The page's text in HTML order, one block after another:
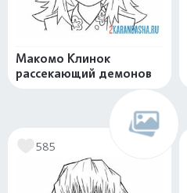
Макомо Клинок
рассекающий демонов
585